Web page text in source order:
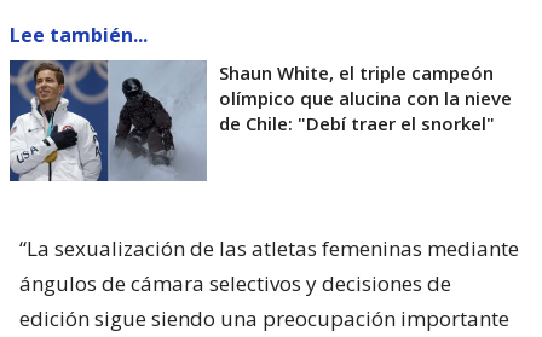
Lee también...
Shaun White, el triple campeón
olímpico que alucina con la nieve
de Chile: "Debí traer el snorkel"
“La sexualización de las atletas femeninas mediante
ángulos de cámara selectivos y decisiones de
edición sigue siendo una preocupación importante